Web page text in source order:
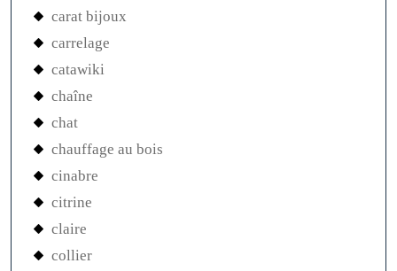
carat bijoux
carrelage
catawiki
chaîne
chat
chauffage au bois
cinabre
citrine
claire
collier